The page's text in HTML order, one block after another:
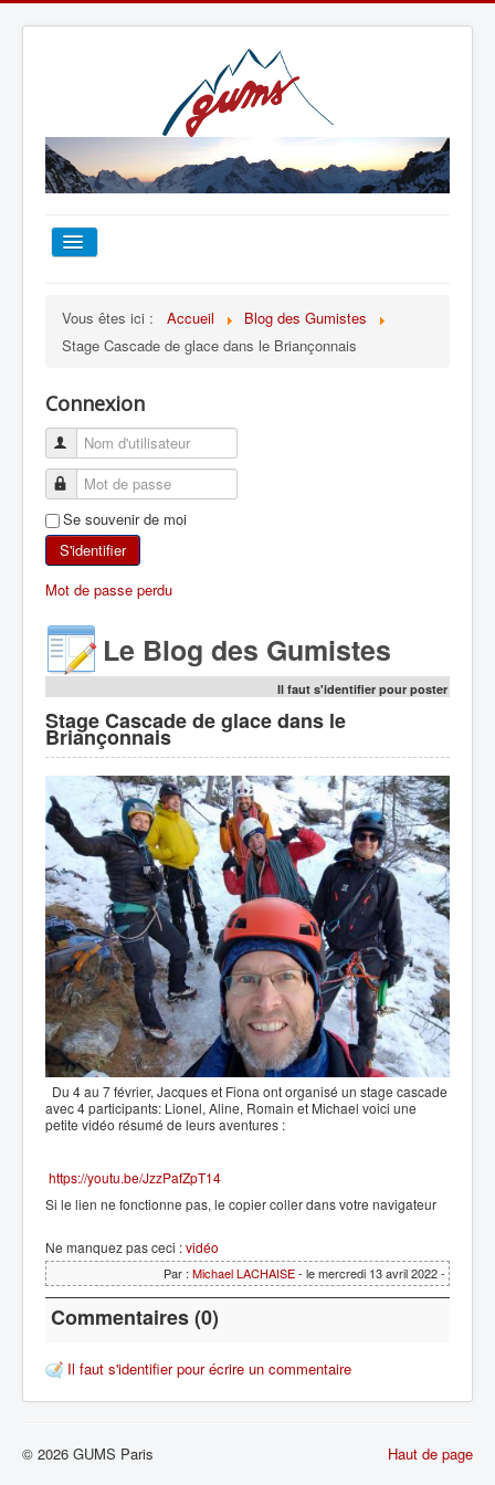
TOUT SUR LE GUMS
ESCALADE
ALPINISME
SKI DE RANDONNÉE
RANDONNÉE SPORTIVE
Vous êtes ici : Accueil
Blog des Gumistes
Stage Cascade de glace dans le Briançonnais
Connexion
Se souvenir de moi
S'identifier
Mot de passe perdu
Le Blog des Gumistes
Il faut s'identifier pour poster
Stage Cascade de glace dans le
Briançonnais
Du 4 au 7 février, Jacques et Fiona ont organisé un stage cascade
avec 4 participants: Lionel, Aline, Romain et Michael voici une
petite vidéo résumé de leurs aventures :
https://youtu.be/JzzPafZpT14
Si le lien ne fonctionne pas, le copier coller dans votre navigateur
Ne manquez pas ceci :vidéo
Par : Michael LACHAISE- le mercredi 13 avril 2022 -
Commentaires (0)
Il faut s'identifier pour écrire un commentaire
Haut de page
© 2026 GUMS Paris